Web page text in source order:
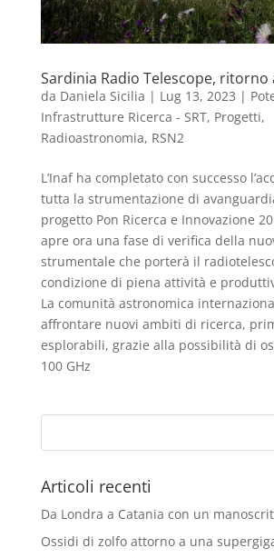
Sardinia Radio Telescope,
da Daniela Sicilia | Lug 13, 2023 |
Infrastrutture Ricerca - SRT, Progetti,
Radioastronomia, RSN2
L’Inaf ha completato con successo
tutta la strumentazione di
progetto Pon Ricerca e Innovazione
apre ora una fase di verifica della
strumentale che porterà il
condizione di piena attività e
La comunità astronomica
affrontare nuovi ambiti di ricerca,
esplorabili, grazie alla possibilità di
100 GHz
Articoli recenti
Da Londra a Catania con un
Ossidi di zolfo attorno a una